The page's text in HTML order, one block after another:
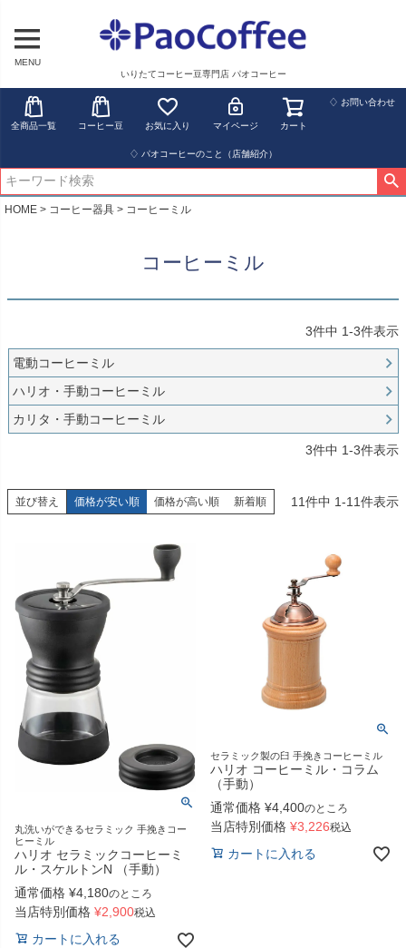
MENU
いりたてコーヒー豆専門店 パオコーヒー
全商品一覧 コーヒー豆 お気に入り マイページ カート
♢ お問い合わせ
♢ パオコーヒーのこと（店舗紹介）
HOME コーヒー器具 コーヒーミル
コーヒーミル
3件中 1-3件表示
電動コーヒーミル
ハリオ・手動コーヒーミル
カリタ・手動コーヒーミル
3件中 1-3件表示
並び替え 価格が安い順 価格が高い順 新着順 11件中 1-11件表示
丸洗いができるセラミック 手挽きコー
ヒーミル
ハリオ セラミックコーヒーミ
ル・スケルトンN （手動）
通常価格 ¥4,180のところ
当店特別価格 ¥2,900税込
カートに入れる
セラミック製の臼 手挽きコーヒーミル
ハリオ コーヒーミル・コラム
（手動）
通常価格 ¥4,400のところ
当店特別価格 ¥3,226税込
カートに入れる